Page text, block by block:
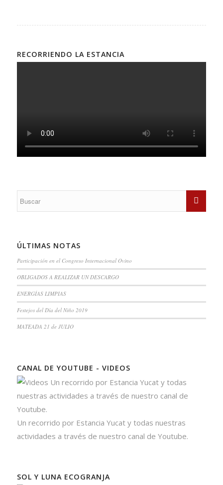
RECORRIENDO LA ESTANCIA
ÚLTIMAS NOTAS
Participación en el Congreso Internacional Ovino
OBLIGADOS A REALIZAR UN DESCARGO
ENERGÍAS LIMPIAS
Festejos del Día del Niño 2019
MATEADA 21 de JULIO
CANAL DE YOUTUBE - VIDEOS
Un recorrido por Estancia Yucat y todas nuestras
actividades a través de nuestro canal de Youtube.
SOL Y LUNA ECOGRANJA